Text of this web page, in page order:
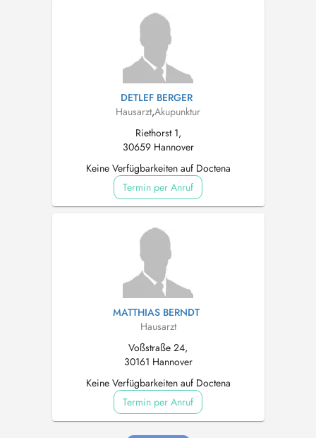
DETLEF BERGER
Hausarzt,Akupunktur
Riethorst 1,
30659 Hannover
Keine Verfügbarkeiten auf Doctena
Termin per Anruf
MATTHIAS BERNDT
Hausarzt
Voßstraße 24,
30161 Hannover
Keine Verfügbarkeiten auf Doctena
Termin per Anruf